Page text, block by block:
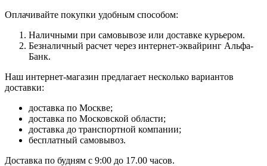
Оплачивайте покупки удобным способом:
Наличными при самовывозе или доставке курьером.
Безналичный расчет через интернет-эквайринг Альфа-
Банк.
Наш интернет-магазин предлагает несколько вариантов
доставки:
доставка по Москве;
доставка по Московской области;
доставка до транспортной компании;
бесплатный самовывоз.
Доставка по будням с 9:00 до 17.00 часов.